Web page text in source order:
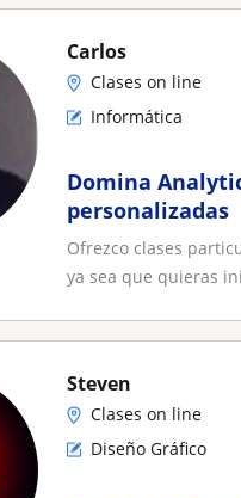
Carlos
Clases on line
Informática
Domina
personalizadas
Ofrezco clases
ya sea que quieras
Steven
Clases on line
Diseño Gráfico